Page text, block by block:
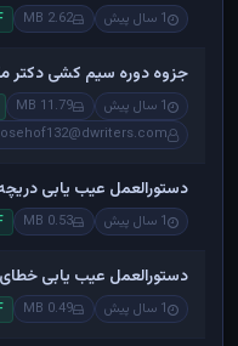
1 سال پیش 2.62 MB
جزوه دوره سیم کشی دکتر
1 سال پیش 11.79 MB
دستورالعمل عیب یابی دریچه
1 سال پیش 0.53 MB
دستورالعمل عیب یابی خطای multiplicative mixture دنا و سورن
1 سال پیش 0.49 MB